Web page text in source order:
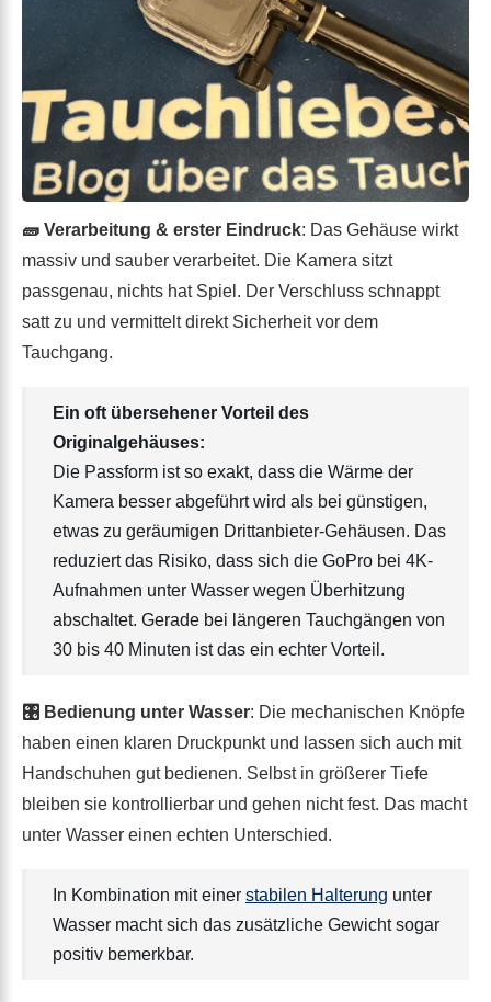
🧱 Verarbeitung & erster Eindruck: Das Gehäuse wirkt
massiv und sauber verarbeitet. Die Kamera sitzt
passgenau, nichts hat Spiel. Der Verschluss schnappt
satt zu und vermittelt direkt Sicherheit vor dem
Tauchgang.
Ein oft übersehener Vorteil des
Originalgehäuses:
Die Passform ist so exakt, dass die Wärme der
Kamera besser abgeführt wird als bei günstigen,
etwas zu geräumigen Drittanbieter-Gehäusen. Das
reduziert das Risiko, dass sich die GoPro bei 4K-
Aufnahmen unter Wasser wegen Überhitzung
abschaltet. Gerade bei längeren Tauchgängen von
30 bis 40 Minuten ist das ein echter Vorteil.
🎛 Bedienung unter Wasser: Die mechanischen Knöpfe
haben einen klaren Druckpunkt und lassen sich auch mit
Handschuhen gut bedienen. Selbst in größerer Tiefe
bleiben sie kontrollierbar und gehen nicht fest. Das macht
unter Wasser einen echten Unterschied.
In Kombination mit einer stabilen Halterung unter
Wasser macht sich das zusätzliche Gewicht sogar
positiv bemerkbar.